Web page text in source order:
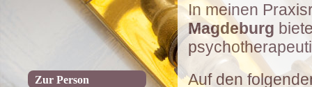
Zur Person
In meinen
Magdeburg
Auf den